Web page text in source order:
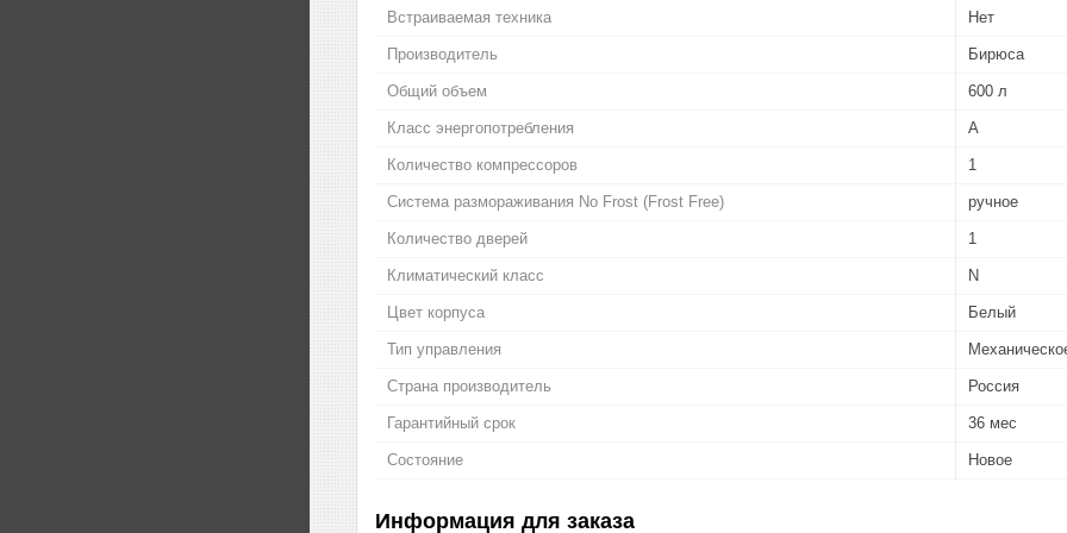
Встраиваемая техника Нет
Производитель Бирюса
Общий объем 600 л
Класс энергопотребления A
Количество компрессоров 1
Система размораживания No Frost (Frost Free) ручное
Количество дверей 1
Климатический класс N
Цвет корпуса Белый
Тип управления
Страна производитель Россия
Гарантийный срок 36 мес
Состояние Новое
Информация для заказа